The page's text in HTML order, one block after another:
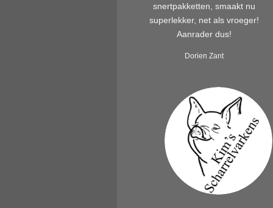
snertpakketten, smaakt nu
superlekker, net als vroeger!
Aanrader dus!
Dorien Zant